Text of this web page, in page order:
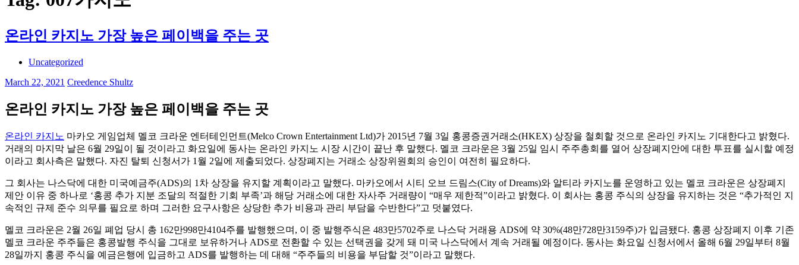
온라인 카지노 가장 높은 페이백을 주는 곳
Uncategorized
March 22, 2021 Creedence Shultz
온라인 카지노 가장 높은 페이백을 주는 곳
온라인 카지노 마카오 게임업체 멜코 크라운 엔터테인먼트(Melco Crown Entertainment Ltd)가 2015년 7월 3일 홍콩증권거래소(HKEX) 상장을 철회할 것으로 온라인 카지노 기대한다고 밝혔다.
거래의 마지막 날은 6월 29일이 될 것이라고 화요일에 동사는 온라인 카지노 시장 시간이 끝난 후 말했다. 멜코 크라운은 3월 25일 임시 주주총회를 열어 상장폐지안에 대한 투표를 실시할 예정
이라고 회사측은 말했다. 자진 탈퇴 신청서가 1월 2일에 제출되었다. 상장폐지는 거래소 상장위원회의 승인이 여전히 필요하다.
그 회사는 나스닥에 대한 미국예금주(ADS)의 1차 상장을 유지할 계획이라고 말했다. 마카오에서 시티 오브 드림스(City of Dreams)와 알티라 카지노를 운영하고 있는 멜코 크라운은 상장폐지
제안 이유 중 하나로 ‘홍콩 추가 지분 조달의 적절한 기회 부족’과 해당 거래소에 대한 자사주 거래량이 “매우 제한적”이라고 밝혔다. 이 회사는 홍콩 주식의 상장을 유지하는 것은 “추가적인 지
속적인 규제 준수 의무를 필요로 하며 그러한 요구사항은 상당한 추가 비용과 관리 부담을 수반한다”고 덧붙였다.
멜코 크라운은 2월 26일 폐업 당시 총 162만998만4104주를 발행했으며, 이 중 발행주식은 483만5702주로 나스닥 거래용 ADS에 약 30%(48만728만3159주)가 입금됐다. 홍콩 상장폐지 이후 기존
멜코 크라운 주주들은 홍콩발행 주식을 그대로 보유하거나 ADS로 전환할 수 있는 선택권을 갖게 돼 미국 나스닥에서 계속 거래될 예정이다. 동사는 화요일 신청서에서 올해 6월 29일부터 8월
28일까지 홍콩 주식을 예금은행에 입금하고 ADS를 발행하는 데 대해 “주주들의 비용을 부담할 것”이라고 말했다.